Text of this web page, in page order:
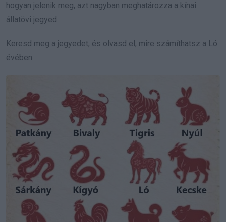
hogyan jelenik meg, azt nagyban meghatározza a kínai
állatövi jegyed.
Keresd meg a jegyedet, és olvasd el, mire számíthatsz a Ló
évében.